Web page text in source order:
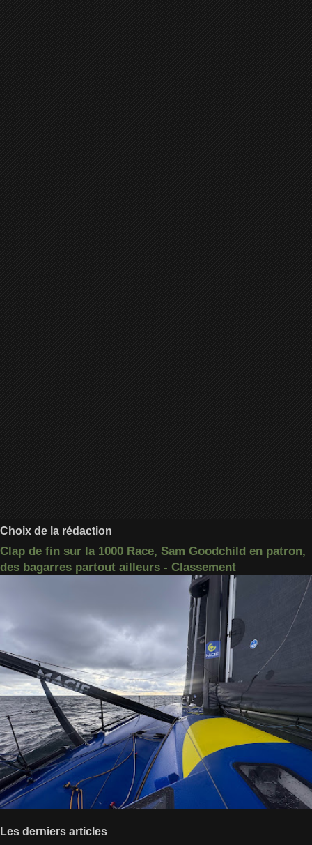
Choix de la rédaction
Clap de fin sur la 1000 Race, Sam Goodchild en patron,
des bagarres partout ailleurs - Classement
Les derniers articles